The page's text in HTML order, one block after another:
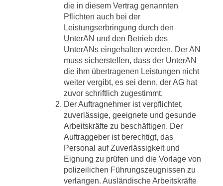
die in diesem Vertrag genannten
Pflichten auch bei der
Leistungserbringung durch den
UnterAN und den Betrieb des
UnterANs eingehalten werden. Der AN
muss sicherstellen, dass der UnterAN
die ihm übertragenen Leistungen nicht
weiter vergibt, es sei denn, der AG hat
zuvor schriftlich zugestimmt.
Der Auftragnehmer ist verpflichtet,
zuverlässige, geeignete und gesunde
Arbeitskräfte zu beschäftigen. Der
Auftraggeber ist berechtigt, das
Personal auf Zuverlässigkeit und
Eignung zu prüfen und die Vorlage von
polizeilichen Führungszeugnissen zu
verlangen. Ausländische Arbeitskräfte